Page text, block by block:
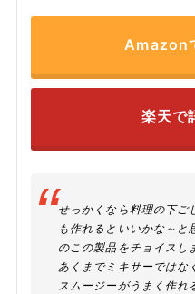
Amazon
楽天で
せっかくなら料理の下ご
も作れるといいかな～
のこの製品をチョイスし
あくまでミキサーではな
スムージーがうまく作